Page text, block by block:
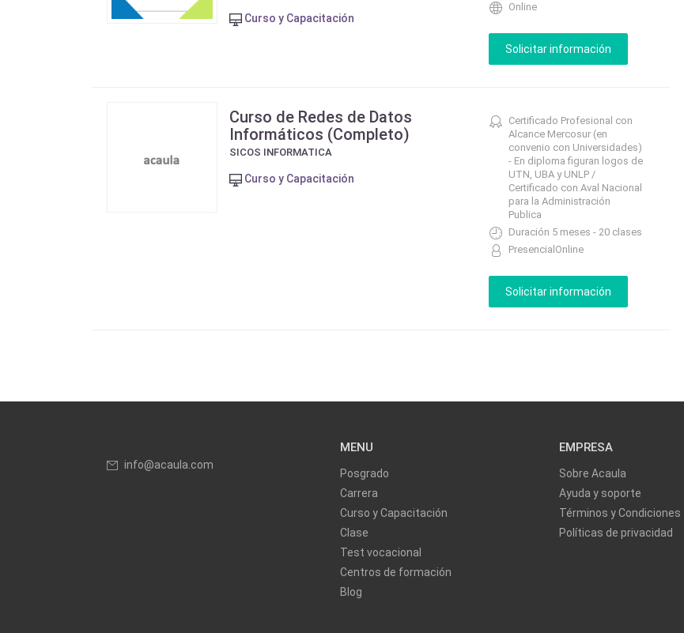
Curso y Capacitación
Online
Curso de Redes de Datos
Informáticos (Completo)
SICOS INFORMATICA
Curso y Capacitación
Certificado Profesional con
Alcance Mercosur (en
convenio con Universidades)
- En diploma figuran logos de
UTN, UBA y UNLP /
Certificado con Aval Nacional
para la Administración
Publica
Duración 5 meses - 20 clases
PresencialOnline
info@acaula.com
MENU
Posgrado
Carrera
Curso y Capacitación
Clase
Test vocacional
Centros de formación
Blog
EMPRESA
Sobre Acaula
Ayuda y soporte
Términos y Condiciones
Políticas de privacidad